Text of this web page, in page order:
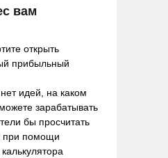
вам
открыть
прибыльный
идей, на каком
зарабатывать
бы просчитать
при помощи